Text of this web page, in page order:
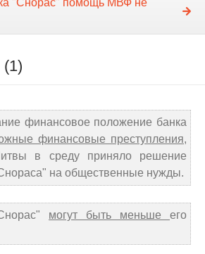
"Снорас" помощь МВФ не
финансовое положение банка
финансовые преступления,
в среду приняло решение
на общественные нужды.
могут быть меньше его